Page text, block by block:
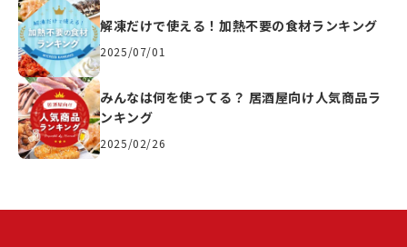
解凍だけで使える！加熱不要の食材ランキング
2025/07/01
みんなは何を使ってる？ 居酒屋向け人気商品ラ
ンキング
2025/02/26